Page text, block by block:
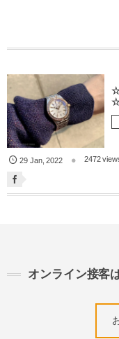
☆
29 Jan,2022 2472
オンライン接客